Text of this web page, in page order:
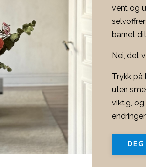
vent og
barnet
Nei, det
Trykk på
uten
viktig, og
DEG